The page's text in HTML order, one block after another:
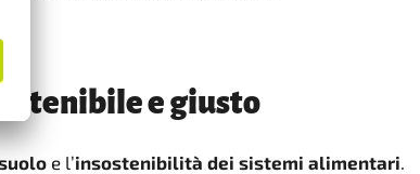
e giusto
e l’insostenibilità dei sistemi alimentari.